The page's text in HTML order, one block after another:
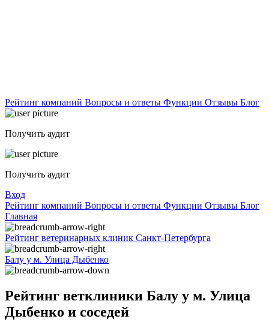
Рейтинг компаний Вопросы и ответы Функции Отзывы Блог
Получить аудит
Получить аудит
Вход
Рейтинг компаний Вопросы и ответы Функции Отзывы Блог
Главная
Рейтинг ветеринарных клиник Санкт-Петербурга
Балу у м. Улица Дыбенко
Рейтинг ветклиники Балу у м. Улица
Дыбенко и соседей